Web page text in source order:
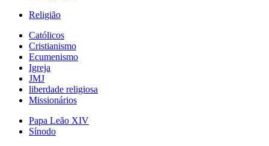
Religião
Católicos
Cristianismo
Ecumenismo
Igreja
JMJ
liberdade religiosa
Missionários
Papa Leão XIV
Sínodo